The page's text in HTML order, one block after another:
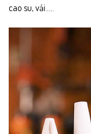
cao su, vải…..